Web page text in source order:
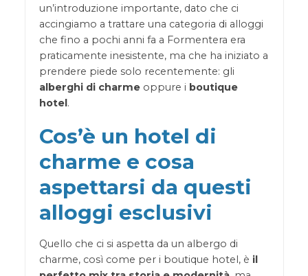
un’introduzione importante, dato che ci
accingiamo a trattare una categoria di alloggi
che fino a pochi anni fa a Formentera era
praticamente inesistente, ma che ha iniziato a
prendere piede solo recentemente: gli
alberghi di charmeoppure i boutique
hotel.
Cos’è un hotel di
charme e cosa
aspettarsi da questi
alloggi esclusivi
Quello che ci si aspetta da un albergo di
charme, così come per i boutique hotel, è il